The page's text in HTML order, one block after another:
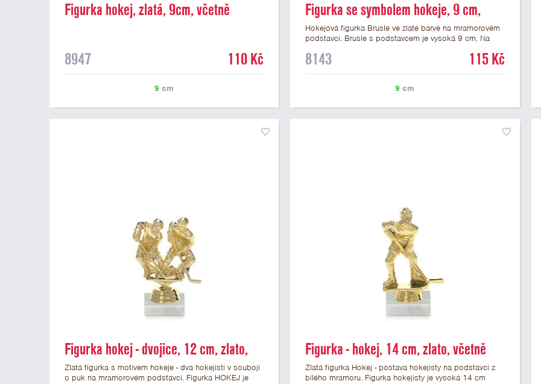
Figurka hokej, zlatá, 9cm, včetně
8947
110 Kč
9 cm
Figurka se symbolem hokeje, 9 cm,
zlato, včetně podstavce
Hokejová figurka Brusle ve zlaté barvě na mramorovém
podstavci. Brusle s podstavcem je vysoká 9 cm. Na
papírový štítek s textem a nebo logem. Podklady pro
8143 115 Kč
9 cm
Figurka hokej - dvojice, 12 cm, zlato,
včetně podstavce
Zlatá figurka s motivem hokeje - dva hokejisti v souboji
o puk na mramorovém podstavci. Figurka HOKEJ je
Figurka - hokej, 14 cm, zlato, včetně
podstavce
Zlatá figurka Hokej - postava hokejisty na podstavci z
bílého mramoru. Figurka hokejisty je vysoká 14 cm